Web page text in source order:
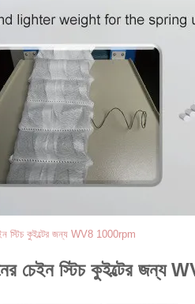
স্টিচ কুইল্টের জন্য WV8 1000rpm
চেইন স্টিচ কুইল্টের